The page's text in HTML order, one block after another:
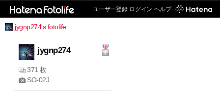
ユーザー登録 ログイン ヘルプ
jygnp274's fotolife
jygnp274
371 枚
SO-02J